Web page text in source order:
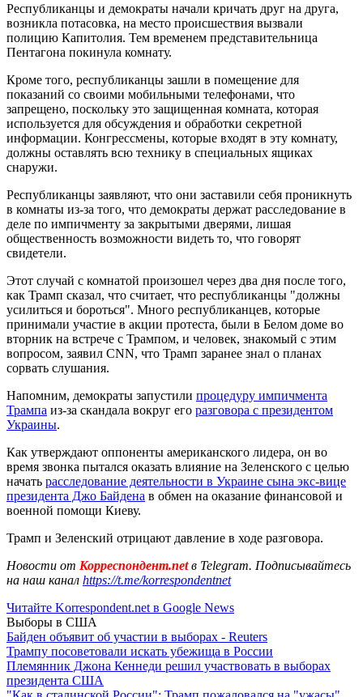
Республиканцы и демократы начали кричать друг на друга,
возникла потасовка, на место происшествия вызвали
полицию Капитолия. Тем временем представительница
Пентагона покинула комнату.
Кроме того, республиканцы зашли в помещение для
показаний со своими мобильными телефонами, что
запрещено, поскольку это защищенная комната, которая
используется для обсуждения и обработки секретной
информации. Конгрессмены, которые входят в эту комнату,
должны оставлять всю технику в специальных ящиках
снаружи.
Республиканцы заявляют, что они заставили себя проникнуть
в комнаты из-за того, что демократы держат расследование в
деле по импичменту за закрытыми дверями, лишая
общественность возможности видеть то, что говорят
свидетели.
Этот случай с комнатой произошел через два дня после того,
как Трамп сказал, что считает, что республиканцы "должны
усилиться и бороться". Много республиканцев, которые
принимали участие в акции протеста, были в Белом доме во
вторник на встрече с Трампом, и человек, знакомый с этим
вопросом, заявил CNN, что Трамп заранее знал о планах
сорвать слушания.
Напомним, демократы запустили процедуру импичмента
Трампа из-за скандала вокруг его разговора с президентом
Украины.
Как утверждают оппоненты американского лидера, он во
время звонка пытался оказать влияние на Зеленского с целью
начать расследование деятельности в Украине сына экс-вице
президента Джо Байдена в обмен на оказание финансовой и
военной помощи Киеву.
Трамп и Зеленский отрицают давление в ходе разговора.
Новости от Корреспондент.netв Telegram. Подписывайтесь
на наш канал https://t.me/korrespondentnet
Читайте Korrespondent.net в Google News
Выборы в США
Байден объявит об участии в выборах - Reuters
Трампу посоветовали искать убежища в России
Племянник Джона Кеннеди решил участвовать в выборах
президента США